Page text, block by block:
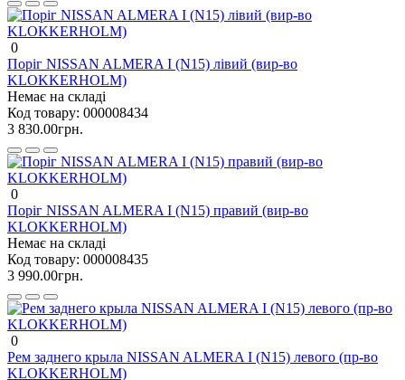
0
Поріг NISSAN ALMERA I (N15) лівий (вир-во
KLOKKERHOLM)
Немає на складі
Код товару: 000008434
3 830.00грн.
0
Поріг NISSAN ALMERA I (N15) правий (вир-во
KLOKKERHOLM)
Немає на складі
Код товару: 000008435
3 990.00грн.
0
Рем заднего крыла NISSAN ALMERA I (N15) левого (пр-во
KLOKKERHOLM)